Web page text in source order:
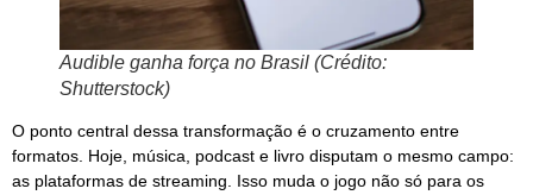
Audible ganha força no Brasil (Crédito:
Shutterstock)
O ponto central dessa transformação é o cruzamento entre
formatos. Hoje, música, podcast e livro disputam o mesmo campo:
as plataformas de streaming. Isso muda o jogo não só para os